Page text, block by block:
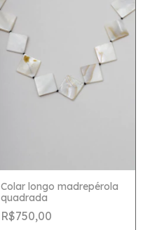
Colar longo madrepérola
quadrada
R$750,00